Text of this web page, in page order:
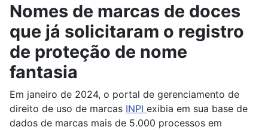
Nomes de marcas de doces
que já solicitaram o registro
de proteção de nome
fantasia
Em janeiro de 2024, o portal de gerenciamento de
direito de uso de marcas INPI exibia em sua base de
dados de marcas mais de 5.000 processos em